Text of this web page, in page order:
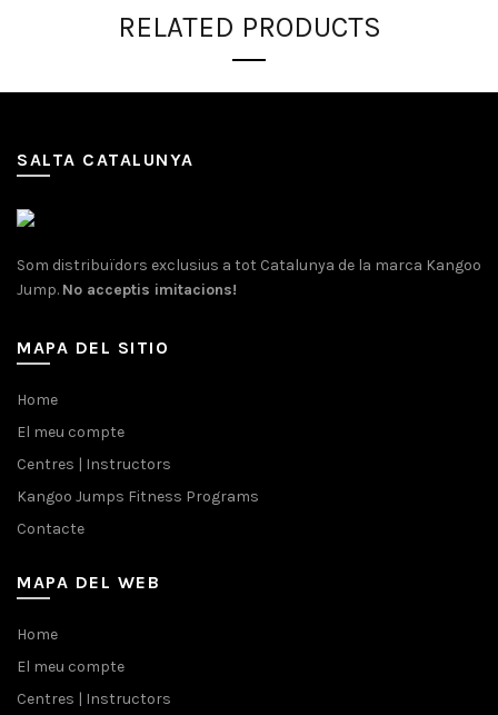
RELATED PRODUCTS
SALTA CATALUNYA
Som distribuïdors exclusius a tot Catalunya de la marca Kangoo
Jump. No acceptis imitacions!
MAPA DEL SITIO
Home
El meu compte
Centres | Instructors
Kangoo Jumps Fitness Programs
Contacte
MAPA DEL WEB
Home
El meu compte
Centres | Instructors